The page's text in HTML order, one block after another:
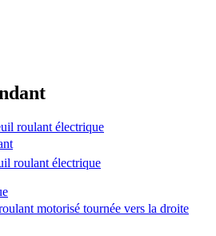
roulant électrique
roulant électrique
motorisé tournée vers la droite